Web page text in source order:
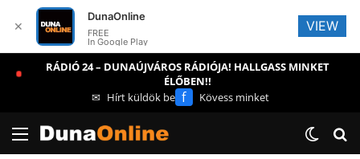
RÁDIÓ 24 – DUNAÚJVÁROS RÁDIÓJA! HALLGASS MINKET
ÉLŐBEN!!
✉ Hírt küldök be f Kövess minket
Menü
✕
DunaOnline
FREE
In Google Play
VIEW